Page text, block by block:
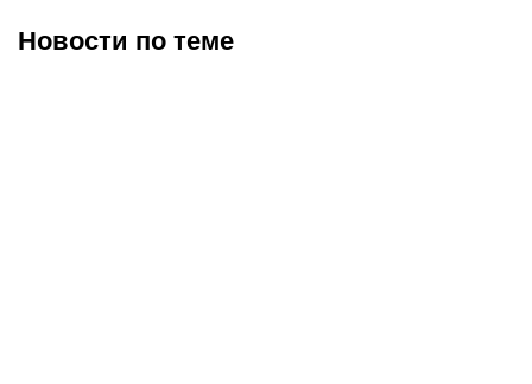
Новости по теме